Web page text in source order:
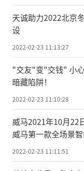
天诚助力2022北京
设
2022-02-23 11:13:27
"交友"变"交钱" 小
暗藏陷阱！
2022-02-23 11:10:28
威马2021年10月22
威马第一款全场景
2022-02-23 11:11:51